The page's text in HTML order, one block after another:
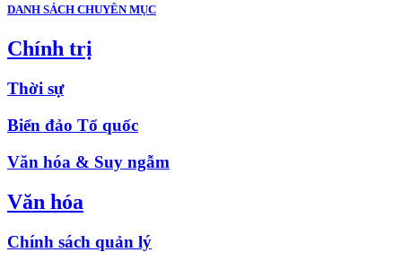
DANH SÁCH CHUYÊN MỤC
Chính trị
Thời sự
Biển đảo Tổ quốc
Văn hóa & Suy ngẫm
Văn hóa
Chính sách quản lý